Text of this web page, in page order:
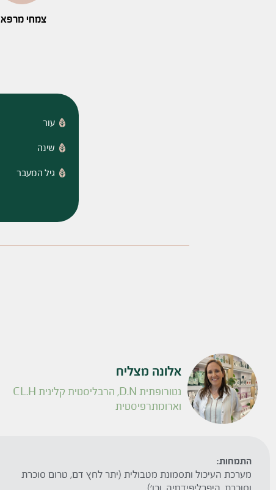
צמחי מרפא
עור
שינה
גיל המעבר
אלונה מצליח
נטורופתית D.N, הרבליסטית קלינית CL.H
וארומתרפיסטית
התמחות:
מערכת העיכול ותסמונת מטבולית (יתר לחץ דם, טרום סוכרת